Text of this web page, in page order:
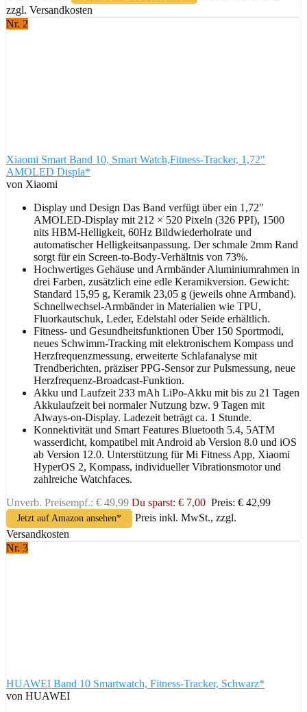
zzgl. Versandkosten
Nr. 2
Xiaomi Smart Band 10, Smart Watch,Fitness-Tracker, 1,72"
AMOLED Displa*
von Xiaomi
Display und Design Das Band verfügt über ein 1,72"
AMOLED-Display mit 212 × 520 Pixeln (326 PPI), 1500
nits HBM-Helligkeit, 60Hz Bildwiederholrate und
automatischer Helligkeitsanpassung. Der schmale 2mm Rand
sorgt für ein Screen-to-Body-Verhältnis von 73%.
Hochwertiges Gehäuse und Armbänder Aluminiumrahmen in
drei Farben, zusätzlich eine edle Keramikversion. Gewicht:
Standard 15,95 g, Keramik 23,05 g (jeweils ohne Armband).
Schnellwechsel-Armbänder in Materialien wie TPU,
Fluorkautschuk, Leder, Edelstahl oder Seide erhältlich.
Fitness- und Gesundheitsfunktionen Über 150 Sportmodi,
neues Schwimm-Tracking mit elektronischem Kompass und
Herzfrequenzmessung, erweiterte Schlafanalyse mit
Trendberichten, präziser PPG-Sensor zur Pulsmessung, neue
Herzfrequenz-Broadcast-Funktion.
Akku und Laufzeit 233 mAh LiPo-Akku mit bis zu 21 Tagen
Akkulaufzeit bei normaler Nutzung bzw. 9 Tagen mit
Always-on-Display. Ladezeit beträgt ca. 1 Stunde.
Konnektivität und Smart Features Bluetooth 5.4, 5ATM
wasserdicht, kompatibel mit Android ab Version 8.0 und iOS
ab Version 12.0. Unterstützung für Mi Fitness App, Xiaomi
HyperOS 2, Kompass, individueller Vibrationsmotor und
zahlreiche Watchfaces.
Unverb. Preisempf.: € 49,99 Du sparst: € 7,00 Preis: € 42,99
Jetzt auf Amazon ansehen*
Preis inkl. MwSt., zzgl.
Versandkosten
Nr. 3
HUAWEI Band 10 Smartwatch, Fitness-Tracker, Schwarz*
von HUAWEI